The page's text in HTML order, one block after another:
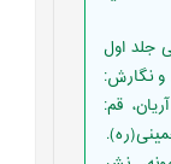
جلد اول
نگارش:
قم: